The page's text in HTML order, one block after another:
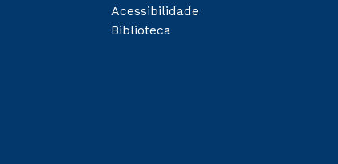
Acessibilidade
Biblioteca